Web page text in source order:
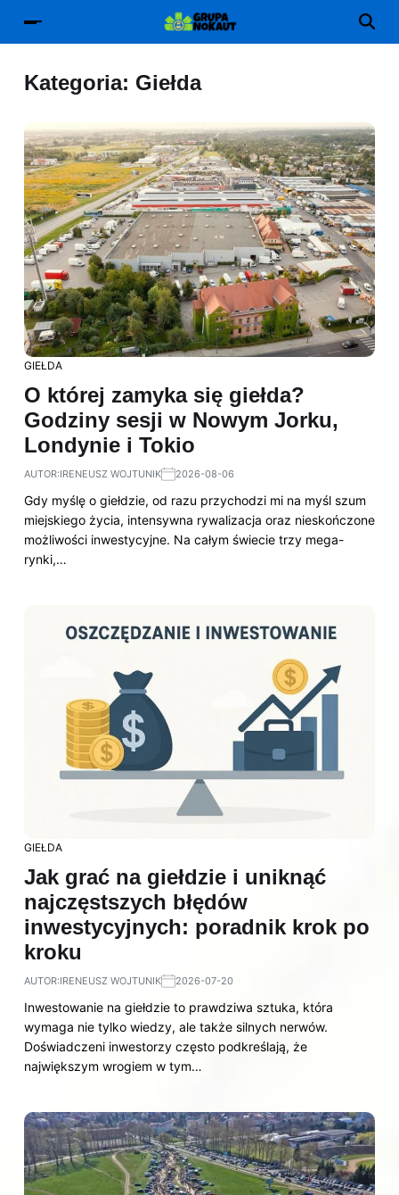
Kategoria: Giełda
GIEŁDA
O której zamyka się giełda?
Godziny sesji w Nowym Jorku,
Londynie i Tokio
AUTOR:IRENEUSZ WOJTUNIK 2026-08-06
Gdy myślę o giełdzie, od razu przychodzi mi na myśl szum
miejskiego życia, intensywna rywalizacja oraz nieskończone
możliwości inwestycyjne. Na całym świecie trzy mega-
rynki,…
GIEŁDA
Jak grać na giełdzie i uniknąć
najczęstszych błędów
inwestycyjnych: poradnik krok po
kroku
AUTOR:IRENEUSZ WOJTUNIK 2026-07-20
Inwestowanie na giełdzie to prawdziwa sztuka, która
wymaga nie tylko wiedzy, ale także silnych nerwów.
Doświadczeni inwestorzy często podkreślają, że
największym wrogiem w tym…